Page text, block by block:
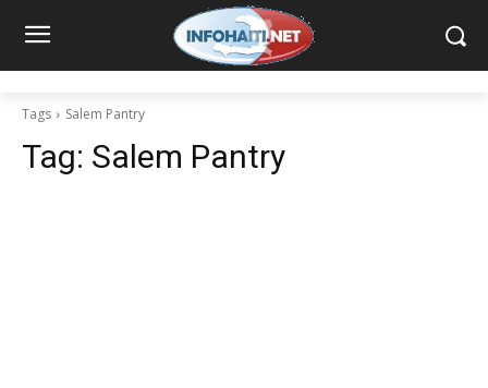
Tags Salem Pantry
Tag: Salem Pantry